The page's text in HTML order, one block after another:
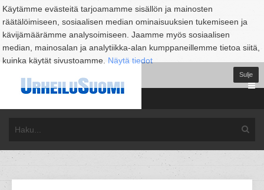
Käytämme evästeitä tarjoamamme sisällön ja mainosten
räätälöimiseen, sosiaalisen median ominaisuuksien tukemiseen ja
kävijämäärämme analysoimiseen. Jaamme myös sosiaalisen
median, mainosalan ja analytiikka-alan kumppaneillemme tietoa siitä,
kuinka käytät sivustoamme. Näytä tiedot
Sulje